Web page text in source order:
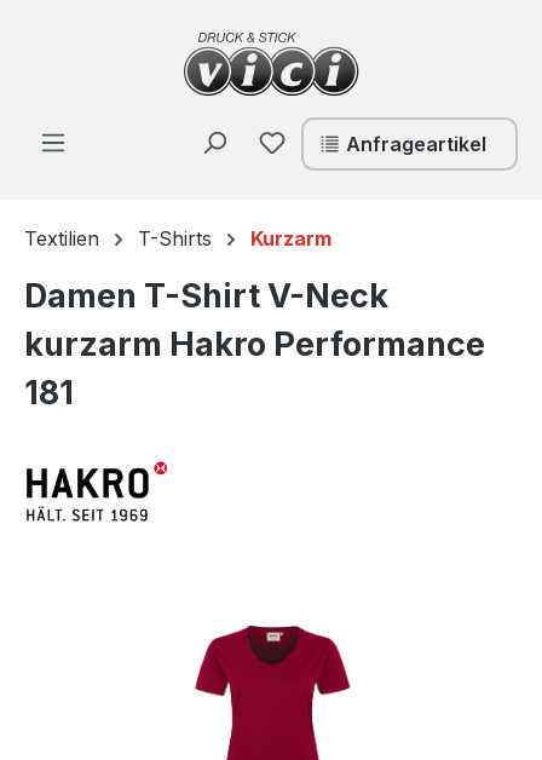
Zum Hauptinhalt springen
Du hast 0 Produkte auf
Anfrageartikel
Textilien T-Shirts Kurzarm
Damen T-Shirt V-Neck
kurzarm Hakro Performance
181